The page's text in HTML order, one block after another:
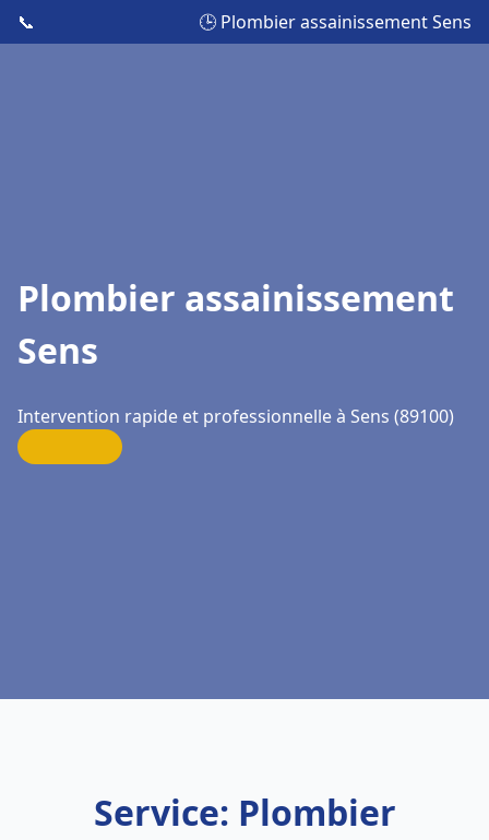
📞 🕒 Plombier assainissement Sens
Plombier assainissement
Sens
Intervention rapide et professionnelle à Sens (89100)
Service: Plombier